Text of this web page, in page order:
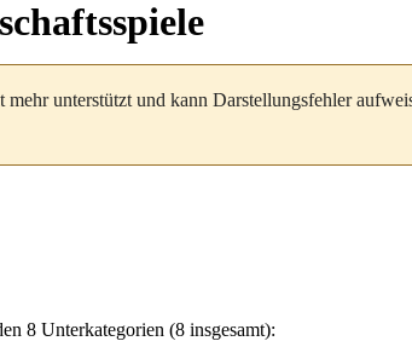
unterstützt und kann Darstellungsfehler
8 Unterkategorien (8 insgesamt):